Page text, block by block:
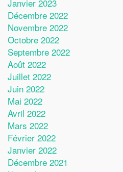
Janvier 2023
Décembre 2022
Novembre 2022
Octobre 2022
Septembre 2022
Août 2022
Juillet 2022
Juin 2022
Mai 2022
Avril 2022
Mars 2022
Février 2022
Janvier 2022
Décembre 2021